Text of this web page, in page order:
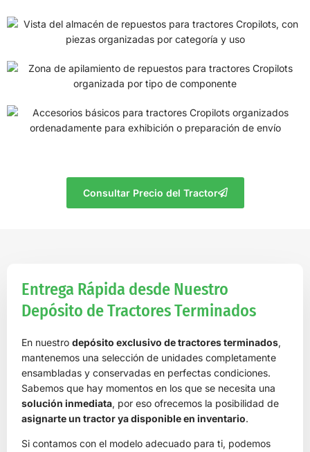
Consultar Precio del Tractor
Entrega Rápida desde Nuestro
Depósito de Tractores Terminados
En nuestro depósito exclusivo de tractores terminados,
mantenemos una selección de unidades completamente
ensambladas y conservadas en perfectas condiciones.
Sabemos que hay momentos en los que se necesita una
solución inmediata, por eso ofrecemos la posibilidad de
asignarte un tractor ya disponible en inventario.
Si contamos con el modelo adecuado para ti, podemos